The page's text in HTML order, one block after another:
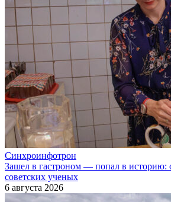
Синхроинфотрон
Зашел в гастроном — попал в историю:
советских ученых
6 августа 2026